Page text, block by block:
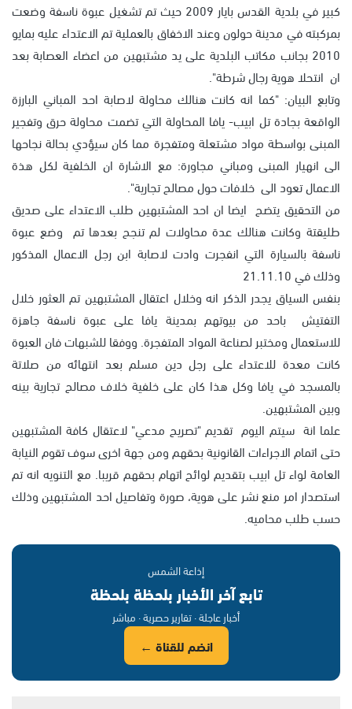
كبير في بلدية القدس بايار 2009 حيث تم تشغيل عبوة ناسفة وضعت
بمركبته في مدينة حولون وعند الاخفاق بالعملية تم الاعتداء عليه بمايو
2010 بجانب مكاتب البلدية على يد مشتبهين من اعضاء العصابة بعد
ان انتحلا هوية رجال شرطة".
وتابع البيان: "كما انه كانت هنالك محاولة لاصابة احد المباني البارزة
الواقعة بجادة تل ابيب- يافا المحاولة التي تضمت محاولة حرق وتفجير
المبنى بواسطة مواد مشتعلة ومتفجرة مما كان سيؤدي بحالة نجاحها
الى انهيار المبنى ومباني مجاورة: مع الاشارة ان الخلفية لكل هذة
الاعمال تعود الى خلافات حول مصالح تجارية".
من التحقيق يتضح ايضا ان احد المشتبهين طلب الاعتداء على صديق
طليقتة وكانت هنالك عدة محاولات لم تنجح بعدها تم وضع عبوة
ناسفة بالسيارة التي انفجرت وادت لاصابة ابن رجل الاعمال المذكور
وذلك في 21.11.10
بنفس السياق يجدر الذكر انه وخلال اعتقال المشتبهين تم العثور خلال
التفتيش باحد من بيوتهم بمدينة يافا على عبوة ناسفة جاهزة
للاستعمال ومختبر لصناعة المواد المتفجرة. ووفقا للشبهات فان العبوة
كانت معدة للاعتداء على رجل دين مسلم بعد انتهائه من صلاتة
بالمسجد في يافا وكل هذا كان على خلفية خلاف مصالح تجارية بينه
وبين المشتبهين.
علما انة سيتم اليوم تقديم "تصريح مدعي" لاعتقال كافة المشتبهين
حتى اتمام الاجراءات القانونية بحقهم ومن جهة اخرى سوف تقوم النيابة
العامة لواء تل ابيب بتقديم لوائح اتهام بحقهم قريبا. مع التنويه انه تم
استصدار امر منع نشر على هوية، صورة وتفاصيل احد المشتبهين وذلك
حسب طلب محاميه.
إذاعة الشمس
تابع آخر الأخبار بلحظة بلحظة
أخبار عاجلة · تقارير حصرية · مباشر
انضم للقناة ←